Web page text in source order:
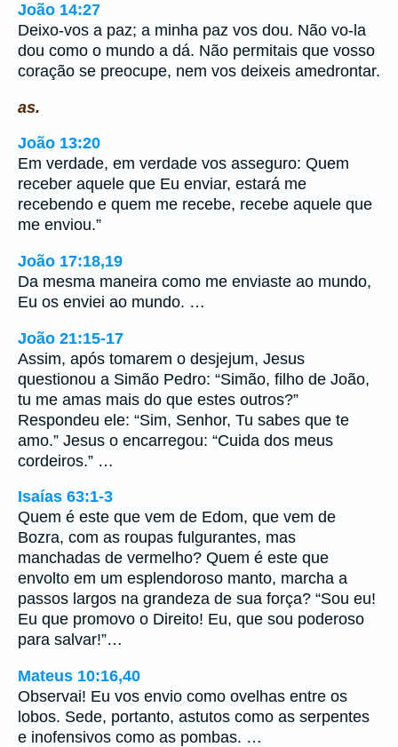
João 14:27
Deixo-vos a paz; a minha paz vos dou. Não vo-la
dou como o mundo a dá. Não permitais que vosso
coração se preocupe, nem vos deixeis amedrontar.
as.
João 13:20
Em verdade, em verdade vos asseguro: Quem
receber aquele que Eu enviar, estará me
recebendo e quem me recebe, recebe aquele que
me enviou.”
João 17:18,19
Da mesma maneira como me enviaste ao mundo,
Eu os enviei ao mundo. …
João 21:15-17
Assim, após tomarem o desjejum, Jesus
questionou a Simão Pedro: “Simão, filho de João,
tu me amas mais do que estes outros?”
Respondeu ele: “Sim, Senhor, Tu sabes que te
amo.” Jesus o encarregou: “Cuida dos meus
cordeiros.” …
Isaías 63:1-3
Quem é este que vem de Edom, que vem de
Bozra, com as roupas fulgurantes, mas
manchadas de vermelho? Quem é este que
envolto em um esplendoroso manto, marcha a
passos largos na grandeza de sua força? “Sou eu!
Eu que promovo o Direito! Eu, que sou poderoso
para salvar!”…
Mateus 10:16,40
Observai! Eu vos envio como ovelhas entre os
lobos. Sede, portanto, astutos como as serpentes
e inofensivos como as pombas. …